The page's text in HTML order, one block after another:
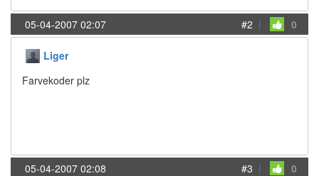
05-04-2007 02:07 #2 | 0
Liger
Farvekoder plz
05-04-2007 02:08 #3 | 0